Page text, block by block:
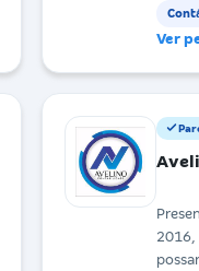
Ver
2016,